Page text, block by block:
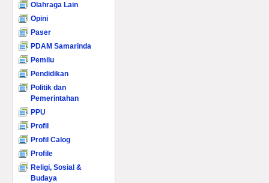
Olahraga Lain
Opini
Paser
PDAM Samarinda
Pemilu
Pendidikan
Politik dan
Pemerintahan
PPU
Profil
Profil Calog
Profile
Religi, Sosial &
Budaya